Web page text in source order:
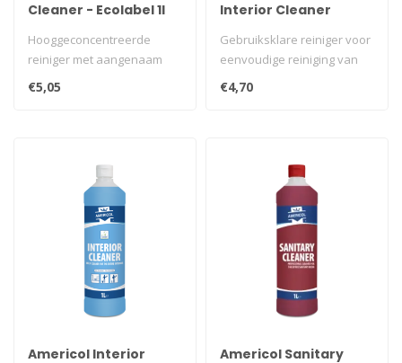
Cleaner - Ecolabel 1l
Hooggeconcentreerde
reiniger met aangenaam
fris parfum.
€5,05
Interior Cleaner
750ml
Gebruiksklare reiniger voor
eenvoudige reiniging van
glas en interieur...
€4,70
Americol Interior
Americol Sanitary